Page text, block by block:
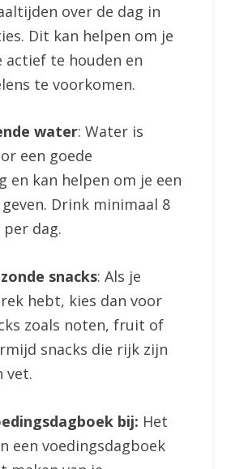
over de dag in
Dit kan helpen om je
actief te houden en
te voorkomen.
water: Water is
een goede
en kan helpen om je een
Drink minimaal 8
dag.
snacks: Als je
hebt, kies dan voor
zoals noten, fruit of
snacks die rijk zijn
vet.
bij: Het
een voedingsdagboek